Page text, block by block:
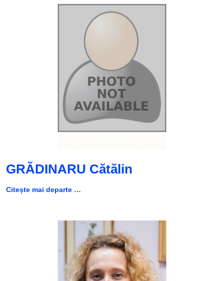
GRĂDINARU Cătălin
Citește mai departe …